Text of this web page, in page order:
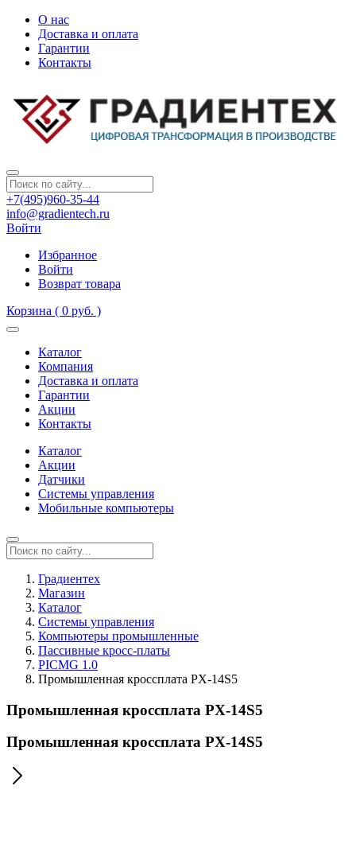
О нас
Доставка и оплата
Гарантии
Контакты
+7(495)960-35-44
info@gradientech.ru
Войти
Избранное
Войти
Возврат товара
Корзина ( 0 руб. )
Каталог
Компания
Доставка и оплата
Гарантии
Акции
Контакты
Каталог
Акции
Датчики
Системы управления
Мобильные компьютеры
Градиентех
Магазин
Каталог
Системы управления
Компьютеры промышленные
Пассивные кросс-платы
PICMG 1.0
Промышленная кроссплата PX-14S5
Промышленная кроссплата PX-14S5
Промышленная кроссплата PX-14S5